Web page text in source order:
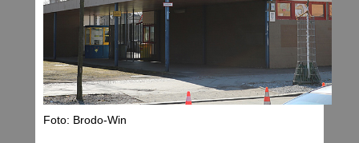
Foto: Brodo-Win